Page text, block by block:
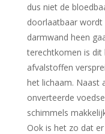
dus niet de
doorlaatbaar
darmwand heen
terechtkomen is dit
afvalstoffen
het lichaam. Naast
onverteerde
schimmels
Ook is het zo dat